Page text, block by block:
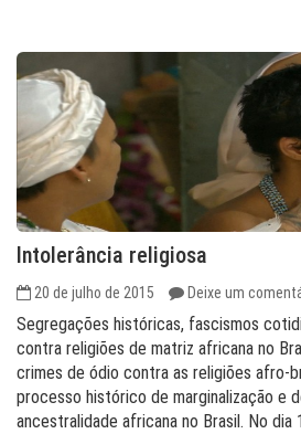
Intolerância religiosa
20 de julho de 2015 Deixe um
Segregações históricas, fascismos
contra religiões de matriz africana no
crimes de ódio contra as religiões afro-
processo histórico de marginalização e
ancestralidade africana no Brasil. No dia